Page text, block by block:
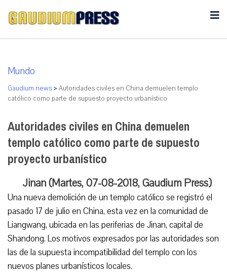
Mundo
Gaudium news >Autoridades civiles en China demuelen templo
católico como parte de supuesto proyecto urbanístico
Autoridades civiles en China demuelen
templo católico como parte de supuesto
proyecto urbanístico
Jinan (Martes, 07-08-2018, Gaudium Press)
Una nueva demolición de un templo católico se registró el
pasado 17 de julio en China, esta vez en la comunidad de
Liangwang, ubicada en las periferias de Jinan, capital de
Shandong. Los motivos expresados por las autoridades son
las de la supuesta incompatibilidad del templo con los
nuevos planes urbanísticos locales.